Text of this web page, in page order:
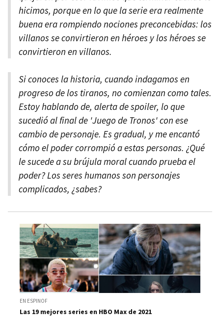
hicimos, porque en lo que la serie era realmente
buena era rompiendo nociones preconcebidas: los
villanos se convirtieron en héroes y los héroes se
convirtieron en villanos.
Si conoces la historia, cuando indagamos en
progreso de los tiranos, no comienzan como tales.
Estoy hablando de, alerta de spoiler, lo que
sucedió al final de 'Juego de Tronos' con ese
cambio de personaje. Es gradual, y me encantó
cómo el poder corrompió a estas personas. ¿Qué
le sucede a su brújula moral cuando prueba el
poder? Los seres humanos son personajes
complicados, ¿sabes?
EN ESPINOF
Las 19 mejores series en HBO Max de 2021